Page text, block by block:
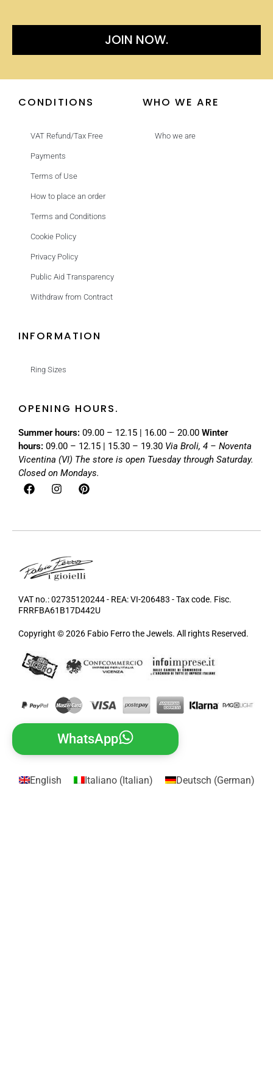
JOIN NOW.
CONDITIONS
VAT Refund/Tax Free
Payments
Terms of Use
How to place an order
Terms and Conditions
Cookie Policy
Privacy Policy
Public Aid Transparency
Withdraw from Contract
WHO WE ARE
Who we are
INFORMATION
Ring Sizes
OPENING HOURS.
Summer hours: 09.00 – 12.15 | 16.00 – 20.00 Winter
hours: 09.00 – 12.15 | 15.30 – 19.30 Via Broli, 4 – Noventa
Vicentina (VI) The store is open Tuesday through Saturday.
Closed on Mondays.
VAT no.: 02735120244 - REA: VI-206483 - Tax code. Fisc.
FRRFBA61B17D442U
Copyright © 2026 Fabio Ferro the Jewels. All rights Reserved.
WhatsApp
English Italiano(Italian) Deutsch (German)